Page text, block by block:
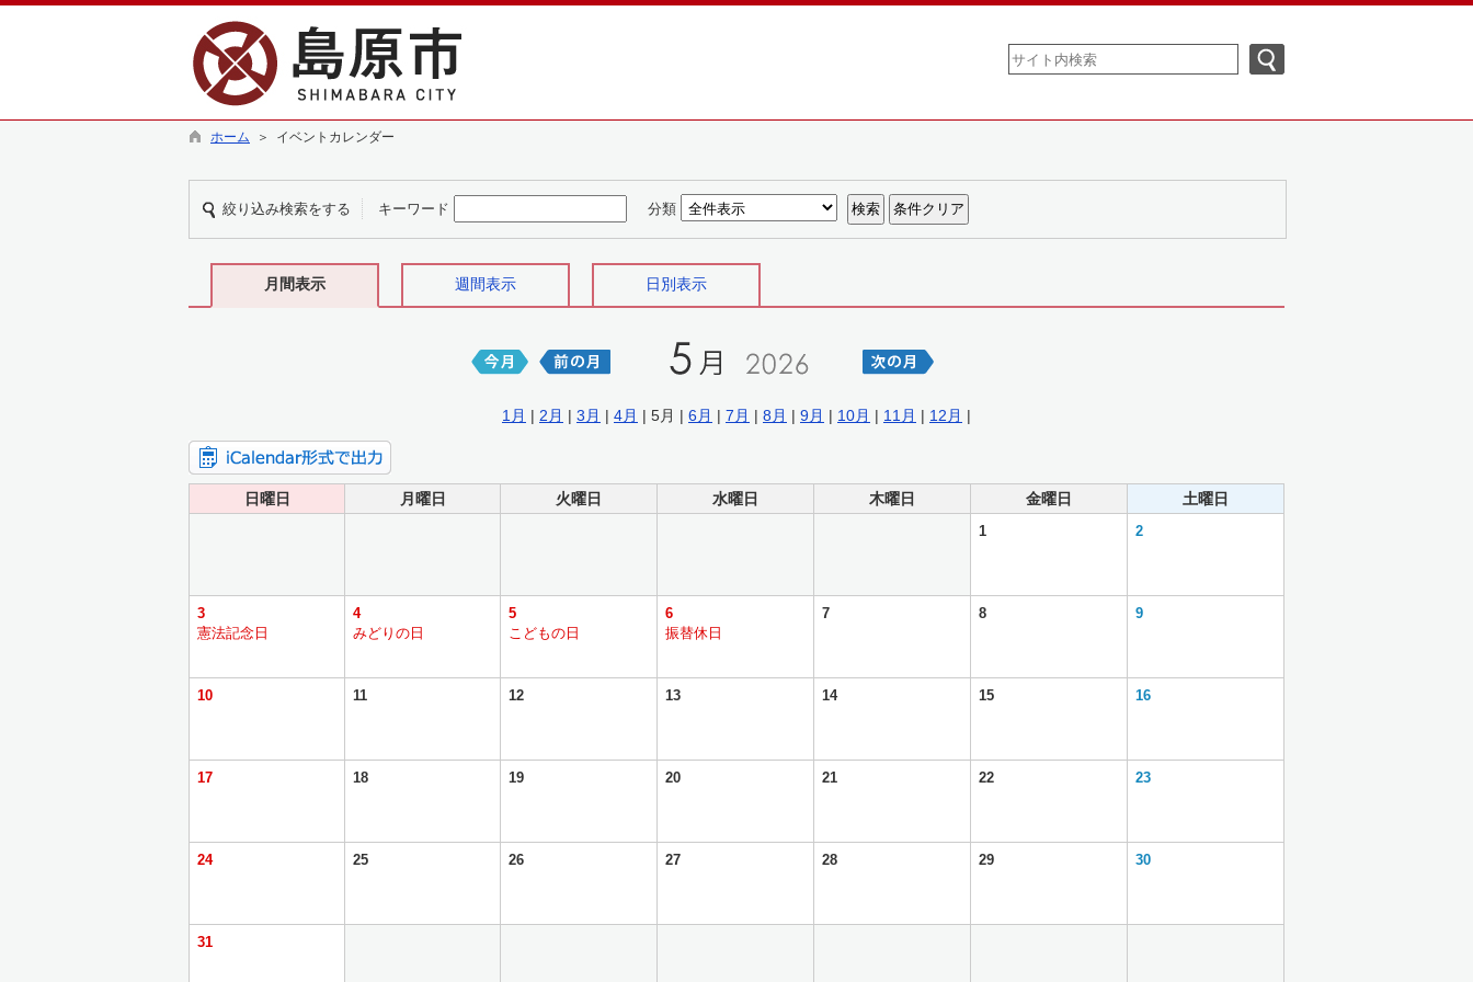
ホーム ＞ イベントカレンダー
絞り込み検索をする キーワード 分類
月間表示 週間表示 日別表示
1月 | 2月 | 3月 | 4月 | 5月 | 6月 | 7月 | 8月 | 9月 | 10月 | 11月 | 12月 |
日曜日 月曜日 火曜日 水曜日 木曜日 金曜日 土曜日
1 2
3
憲法記念日
4
みどりの日
5
こどもの日
6
振替休日
7 8 9
10 11 12 13 14 15 16
17 18 19 20 21 22 23
24 25 26 27 28 29 30
31